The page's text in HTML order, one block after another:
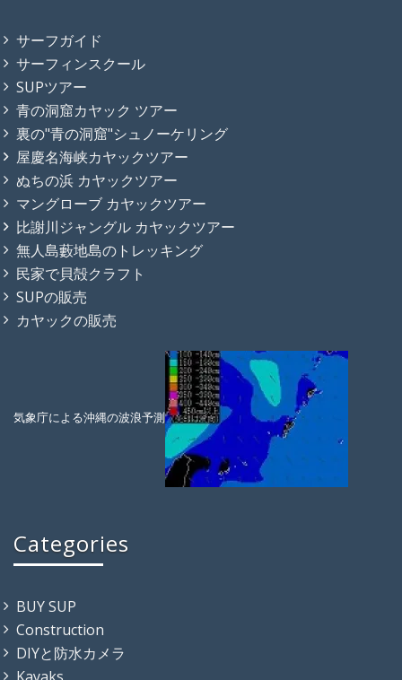
サーフガイド
サーフィンスクール
SUPツアー
青の洞窟カヤック ツアー
裏の"青の洞窟"シュノーケリング
屋慶名海峡カヤックツアー
ぬちの浜 カヤックツアー
マングローブ カヤックツアー
比謝川ジャングル カヤックツアー
無人島藪地島のトレッキング
民家で貝殻クラフト
SUPの販売
カヤックの販売
気象庁による沖縄の波浪予測
Categories
BUY SUP
Construction
DIYと防水カメラ